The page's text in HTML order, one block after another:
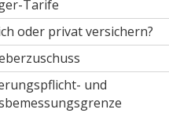
Tarife
oder privat versichern?
und